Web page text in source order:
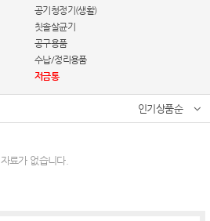
공기청정기(생활)
칫솔살균기
공구용품
수납/정리용품
저금통
인기상품순
자료가 없습니다.